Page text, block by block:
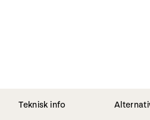
Teknisk info